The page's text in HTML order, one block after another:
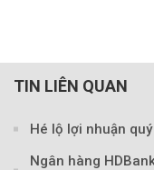
TIN LIÊN QUAN
Hé lộ lợi nhuận
Ngân hàng